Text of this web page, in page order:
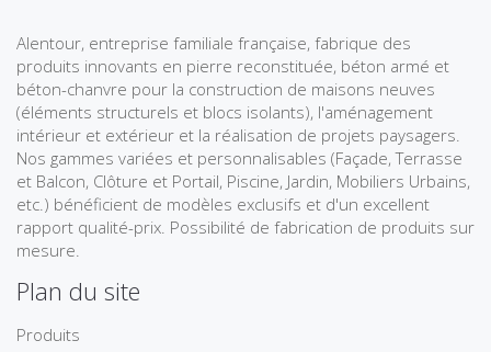
Alentour, entreprise familiale française, fabrique des
produits innovants en pierre reconstituée, béton armé et
béton-chanvre pour la construction de maisons neuves
(éléments structurels et blocs isolants), l'aménagement
intérieur et extérieur et la réalisation de projets paysagers.
Nos gammes variées et personnalisables (Façade, Terrasse
et Balcon, Clôture et Portail, Piscine, Jardin, Mobiliers Urbains,
etc.) bénéficient de modèles exclusifs et d'un excellent
rapport qualité-prix. Possibilité de fabrication de produits sur
mesure.
Plan du site
Produits